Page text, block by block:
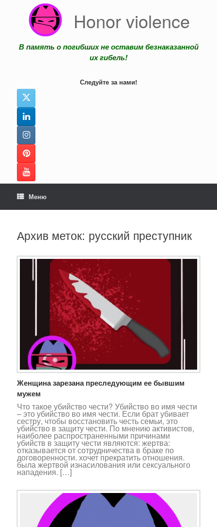
содержанию
Honor violence
В память о погибших не оставим безнаказанной
их гибель!
Следуйте за нами!
Меню
Архив меток: русский преступник
Женщина зарезана преследующим ее бывшим
мужем
Что такое убийство чести? Убийство во имя чести
– это убийство во имя чести. Если брат убивает
сестру, чтобы восстановить честь семьи, это
убийство в защиту чести. По мнению активистов,
наиболее распространенными причинами
убийств в защиту чести являются: жертва:
отказывается от сотрудничества в браке по
договоренности. хочет прекратить отношения.
была жертвой изнасилования или сексуального
нападения. […]